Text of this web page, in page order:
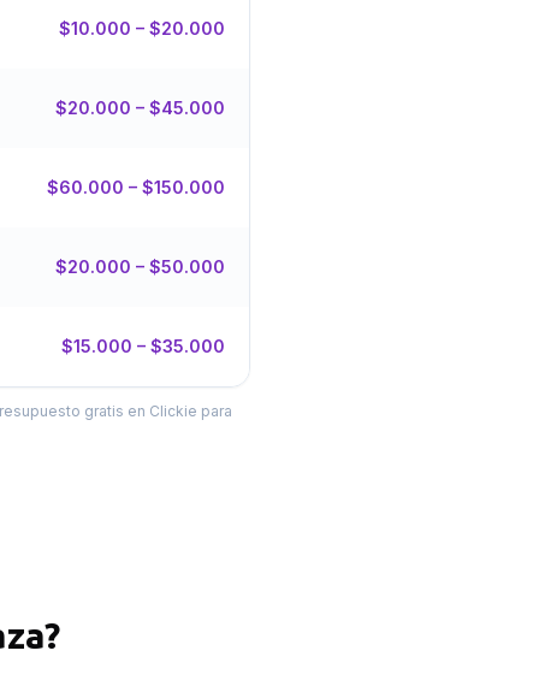
$10.000 – $20.000
$20.000 – $45.000
$60.000 – $150.000
$20.000 – $50.000
$15.000 – $35.000
gratis en Clickie para
?